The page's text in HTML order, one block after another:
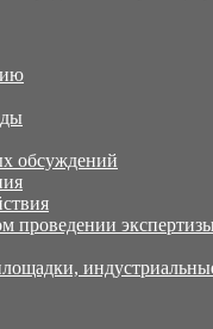
обсуждений
проведении